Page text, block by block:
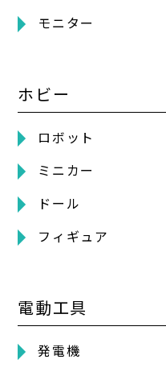
モニター
ホビー
ロボット
ミニカー
ドール
フィギュア
電動工具
発電機